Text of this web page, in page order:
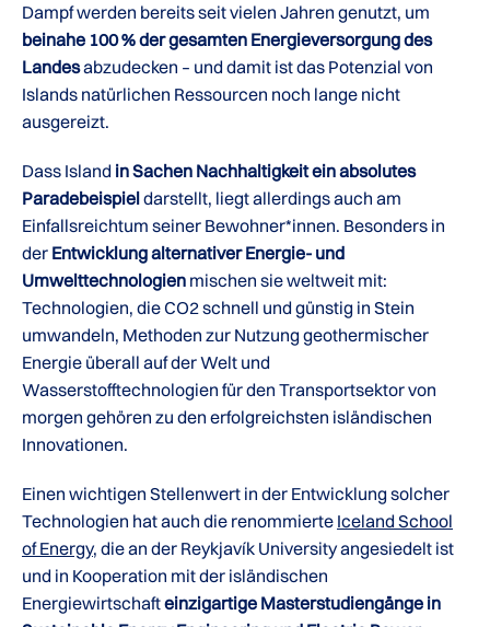
Dampf werden bereits seit vielen Jahren genutzt, um
beinahe 100 % der gesamten Energieversorgung des
Landesabzudecken – und damit ist das Potenzial von
Islands natürlichen Ressourcen noch lange nicht
ausgereizt.
Dass Island in Sachen Nachhaltigkeit ein absolutes
Paradebeispieldarstellt, liegt allerdings auch am
Einfallsreichtum seiner Bewohner*innen. Besonders in
der Entwicklung alternativer Energie- und
Umwelttechnologien mischen sie weltweit mit:
Technologien, die CO2 schnell und günstig in Stein
umwandeln, Methoden zur Nutzung geothermischer
Energie überall auf der Welt und
Wasserstofftechnologien für den Transportsektor von
morgen gehören zu den erfolgreichsten isländischen
Innovationen.
Einen wichtigen Stellenwert in der Entwicklung solcher
Technologien hat auch die renommierte Iceland School
of Energy, die an der Reykjavík University angesiedelt ist
und in Kooperation mit der isländischen
Energiewirtschafteinzigartige Masterstudiengänge in